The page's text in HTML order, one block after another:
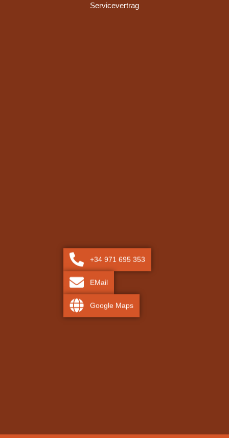
Servicevertrag
+34 971 695 353
EMail
Google Maps